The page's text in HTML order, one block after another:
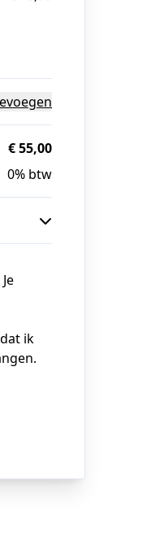
€ 55,00
0% btw
ik